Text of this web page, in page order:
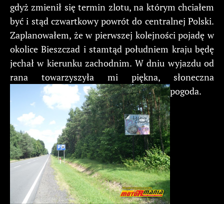
gdyż zmienił się termin zlotu, na którym chciałem
być i stąd czwartkowy powrót do centralnej Polski.
Zaplanowałem, że w pierwszej kolejności pojadę w
okolice Bieszczad i stamtąd południem kraju będę
jechał w kierunku zachodnim. W dniu wyjazdu od
rana towarzyszyła mi piękna, słoneczna
pogoda.